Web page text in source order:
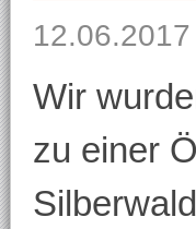
12.06.2017
Wir
zu einer